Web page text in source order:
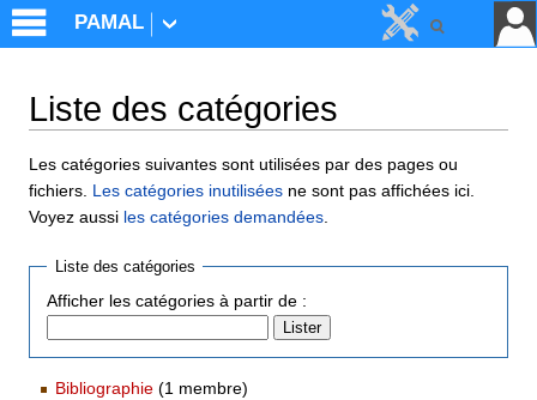
Liste des catégories
Les catégories suivantes sont utilisées par des pages ou
fichiers. Les catégories inutilisées ne sont pas affichées ici.
Voyez aussi les catégories demandées
Liste des catégories
Afficher les catégories à partir de :
Bibliographie ‏‎ (1 membre)
PAMAL